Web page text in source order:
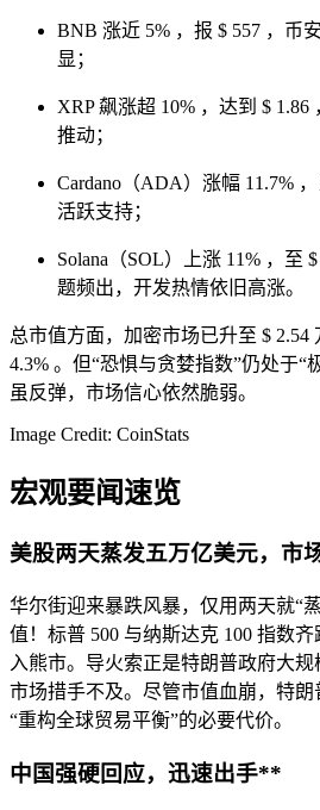
BNB 涨近 5% ，报 $ 557 ，币
显；
XRP 飙涨超 10% ，达到 $ 1.86
推动；
Cardano（ADA）涨幅 11.7%
活跃支持；
Solana（SOL）上涨 11% ，至
题频出，开发热情依旧高涨。
总市值方面，加密市场已升至 $ 2.54
4.3% 。但“恐惧与贪婪指数”仍处于
虽反弹，市场信心依然脆弱。
Image Credit: CoinStats
宏观要闻速览
美股两天蒸发五万亿美元，市
华尔街迎来暴跌风暴，仅用两天就“
值！标普 500 与纳斯达克 100 指数
入熊市。导火索正是特朗普政府大
市场措手不及。尽管市值血崩，特
“重构全球贸易平衡”的必要代价。
中国强硬回应，迅速出手**